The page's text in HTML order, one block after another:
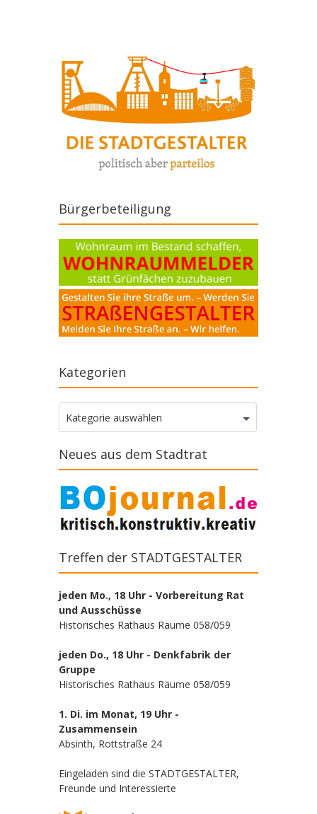
Bürgerbeteiligung
Kategorien
Kategorien
Kategorie auswählen
Neues aus dem Stadtrat
Treffen der STADTGESTALTER
jeden Mo., 18 Uhr - Vorbereitung Rat
und Ausschüsse
Historisches Rathaus Räume 058/059
jeden Do., 18 Uhr - Denkfabrik der
Gruppe
Historisches Rathaus Räume 058/059
1. Di. im Monat, 19 Uhr -
Zusammensein
Absinth, Rottstraße 24
Eingeladen sind die STADTGESTALTER,
Freunde und Interessierte